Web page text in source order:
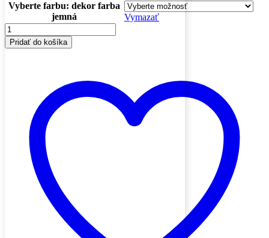
Vyberte farbu: dekor farba
jemná
Vymazať
množstvo
Dekor
farba
Pridať do košíka